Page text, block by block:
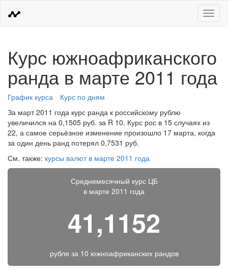
Меню
Курс южноафриканского
ранда в марте 2011 года
График курса
Курс по дням
За март 2011 года курс ранда к российскому рублю
увеличился на 0,1505 руб. за R 10. Курс рос в 15 случаях из
22, а самое серьёзное изменение произошло 17 марта, когда
за один день ранд потерял 0,7531 руб.
См. также: курсы валют в марте 2011 года
Среднемесячный курс ЦБ
в марте 2011 года
41,1152
рубля за 10 южноафриканских рандов